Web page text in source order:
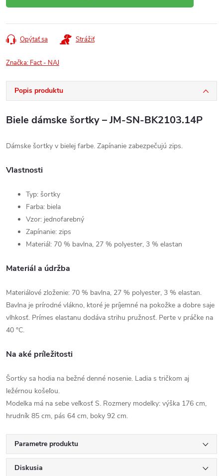
Opýtať sa Strážiť
Značka: Fact - NAJ
Popis produktu
Biele dámske šortky – JM-SN-BK2103.14P
Dámske šortky v bielej farbe. Zapínanie zabezpečujú zips.
Vlastnosti
Typ: šortky
Farba: biela
Vzor: jednofarebný
Zapínanie: zips
Materiál: 70 % bavlna, 27 % polyester, 3 % elastan
Materiál a údržba
Materiálové zloženie: 70 % bavlna, 27 % polyester, 3 % elastan.
Bavlna je prírodné vlákno, ktoré je príjemné na pokožke a dobre saje
vlhkosť. Prímes elastanu dodáva strihu pružnosť. Perte v práčke na
40 °C.
Na aké príležitosti
Šortky sa hodia na bežné denné nosenie. Ladia s tričkom aj
ležérnou košeľou.
Modelka má na sebe veľkosť S. Rozmery modelky: výška 176 cm,
hrudník 85 cm, pás 64 cm, boky 92 cm.
Parametre produktu
Diskusia